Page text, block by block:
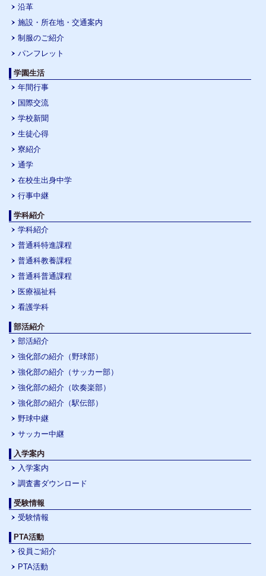
沿革
施設・所在地・交通案内
制服のご紹介
パンフレット
学園生活
年間行事
国際交流
学校新聞
生徒心得
寮紹介
通学
在校生出身中学
行事中継
学科紹介
学科紹介
普通科特進課程
普通科教養課程
普通科普通課程
医療福祉科
看護学科
部活紹介
部活紹介
強化部の紹介（野球部）
強化部の紹介（サッカー部）
強化部の紹介（吹奏楽部）
強化部の紹介（駅伝部）
野球中継
サッカー中継
入学案内
入学案内
調査書ダウンロード
受験情報
受験情報
PTA活動
役員ご紹介
PTA活動